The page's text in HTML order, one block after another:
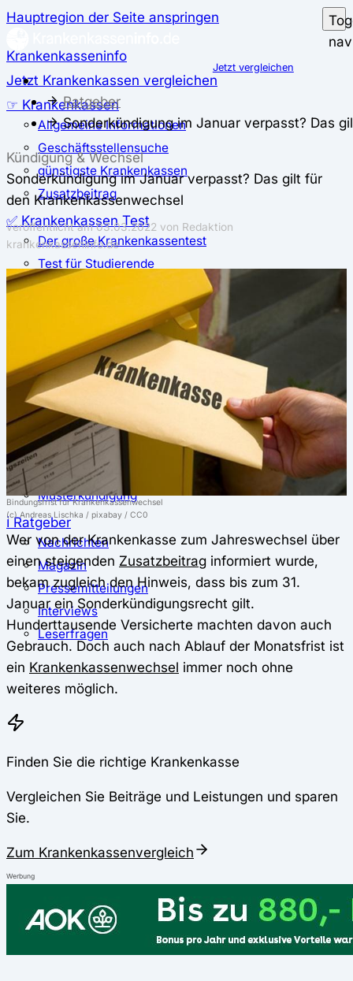
Hauptregion der Seite anspringen
Krankenkasseninfo
Jetzt Krankenkassen vergleichen
☞ Krankenkassen
Allgemeine Informationen
Geschäftsstellensuche
günstigste Krankenkassen
Zusatzbeitrag
✅ Krankenkassen Test
Der große Krankenkassentest
Test für Studierende
Test für Auszubildende
Test für Schwangere und junge Eltern
Test für Selbstständige
⚖️ Vergleich & Rechner
Krankenkassenvergleich
Krankenkassenrechner
↔ Wechsel
Krankenkassenwechsel
Kündigung
Musterkündigung
ℹ Ratgeber
Nachrichten
Magazin
Pressemitteilungen
Interviews
Leserfragen
Jetzt vergleichen
Ratgeber
Sonderkündigung im Januar verpasst? Das
Kündigung & Wechsel
Sonderkündigung im Januar verpasst? Das gilt für
den Krankenkassenwechsel
veröffentlicht am03.03.2022 von Redaktion
krankenkasseninfo.de
Bindungsfrist für Krankenkassenwechsel
(c) Andreas Lischka / pixabay / CC0
Wer von der Krankenkasse zum Jahreswechsel über
einen steigenden Zusatzbeitrag informiert wurde,
bekam zugleich den Hinweis, dass bis zum 31.
Januar ein Sonderkündigungsrecht gilt.
Hunderttausende Versicherte machten davon auch
Gebrauch. Doch auch nach Ablauf der Monatsfrist ist
ein Krankenkassenwechsel immer noch ohne
weiteres möglich.
Finden Sie die richtige Krankenkasse
Vergleichen Sie Beiträge und Leistungen und sparen
Sie.
Zum Krankenkassenvergleich
Werbung